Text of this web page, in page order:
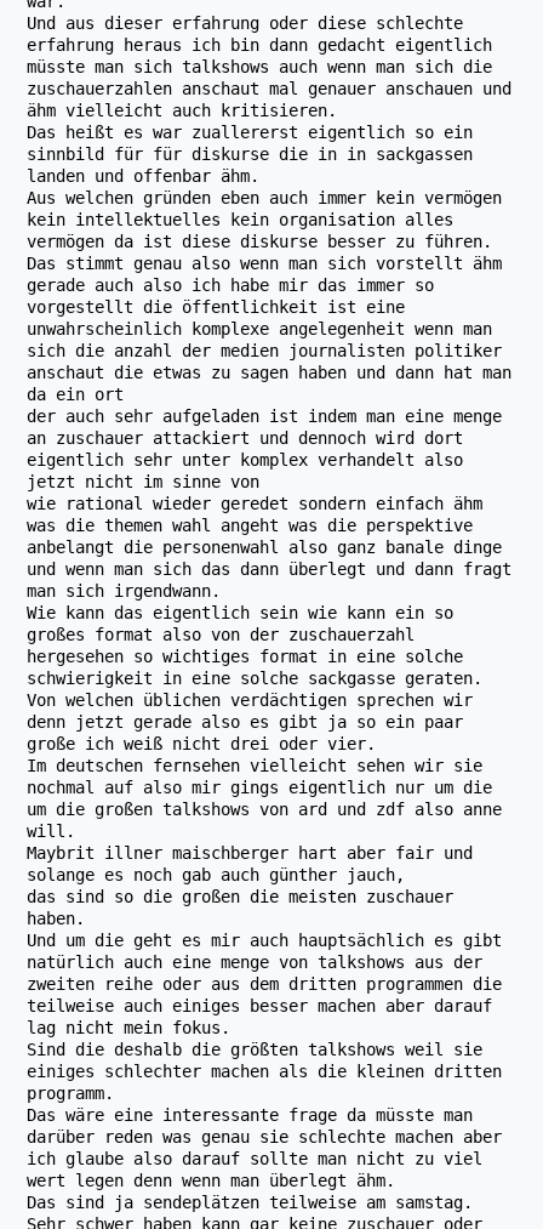
Und aus dieser erfahrung oder diese schlechte
erfahrung heraus ich bin dann gedacht eigentlich
müsste man sich talkshows auch wenn man sich die
zuschauerzahlen anschaut mal genauer anschauen und
ähm vielleicht auch kritisieren.
Das heißt es war zuallererst eigentlich so ein
sinnbild für für diskurse die in in sackgassen
landen und offenbar ähm.
Aus welchen gründen eben auch immer kein vermögen
kein intellektuelles kein organisation alles
vermögen da ist diese diskurse besser zu führen.
Das stimmt genau also wenn man sich vorstellt ähm
gerade auch also ich habe mir das immer so
vorgestellt die öffentlichkeit ist eine
unwahrscheinlich komplexe angelegenheit wenn man
sich die anzahl der medien journalisten politiker
anschaut die etwas zu sagen haben und dann hat man
da ein ort
der auch sehr aufgeladen ist indem man eine menge
an zuschauer attackiert und dennoch wird dort
eigentlich sehr unter komplex verhandelt also
jetzt nicht im sinne von
wie rational wieder geredet sondern einfach ähm
was die themen wahl angeht was die perspektive
anbelangt die personenwahl also ganz banale dinge
und wenn man sich das dann überlegt und dann fragt
man sich irgendwann.
Wie kann das eigentlich sein wie kann ein so
großes format also von der zuschauerzahl
hergesehen so wichtiges format in eine solche
schwierigkeit in eine solche sackgasse geraten.
Von welchen üblichen verdächtigen sprechen wir
denn jetzt gerade also es gibt ja so ein paar
große ich weiß nicht drei oder vier.
Im deutschen fernsehen vielleicht sehen wir sie
nochmal auf also mir gings eigentlich nur um die
um die großen talkshows von ard und zdf also anne
will.
Maybrit illner maischberger hart aber fair und
solange es noch gab auch günther jauch,
das sind so die großen die meisten zuschauer
haben.
Und um die geht es mir auch hauptsächlich es gibt
natürlich auch eine menge von talkshows aus der
zweiten reihe oder aus dem dritten programmen die
teilweise auch einiges besser machen aber darauf
lag nicht mein fokus.
Sind die deshalb die größten talkshows weil sie
einiges schlechter machen als die kleinen dritten
programm.
Das wäre eine interessante frage da müsste man
darüber reden was genau sie schlechte machen aber
ich glaube also darauf sollte man nicht zu viel
wert legen denn wenn man überlegt ähm.
Das sind ja sendeplätzen teilweise am samstag.
Sehr schwer haben kann gar keine zuschauer oder